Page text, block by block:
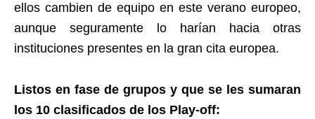
ellos cambien de equipo en este verano europeo,
aunque seguramente lo harían hacia otras
instituciones presentes en la gran cita europea.
Listos en fase de grupos y que se les sumaran
los 10 clasificados de los Play-off: